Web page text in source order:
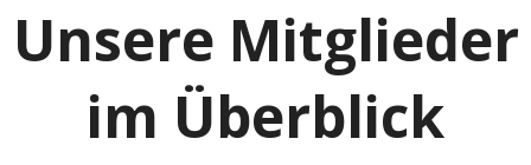
Unsere Mitglieder
im Überblick